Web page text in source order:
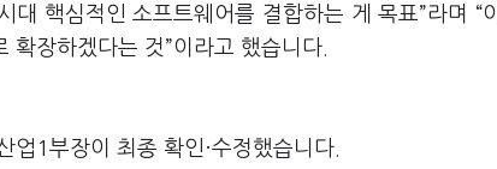
핵심적인 소프트웨어를 결합하는 게 목표”라며 “이
장하겠다는 것”이라고 했습니다.
1부장이 최종 확인·수정했습니다.